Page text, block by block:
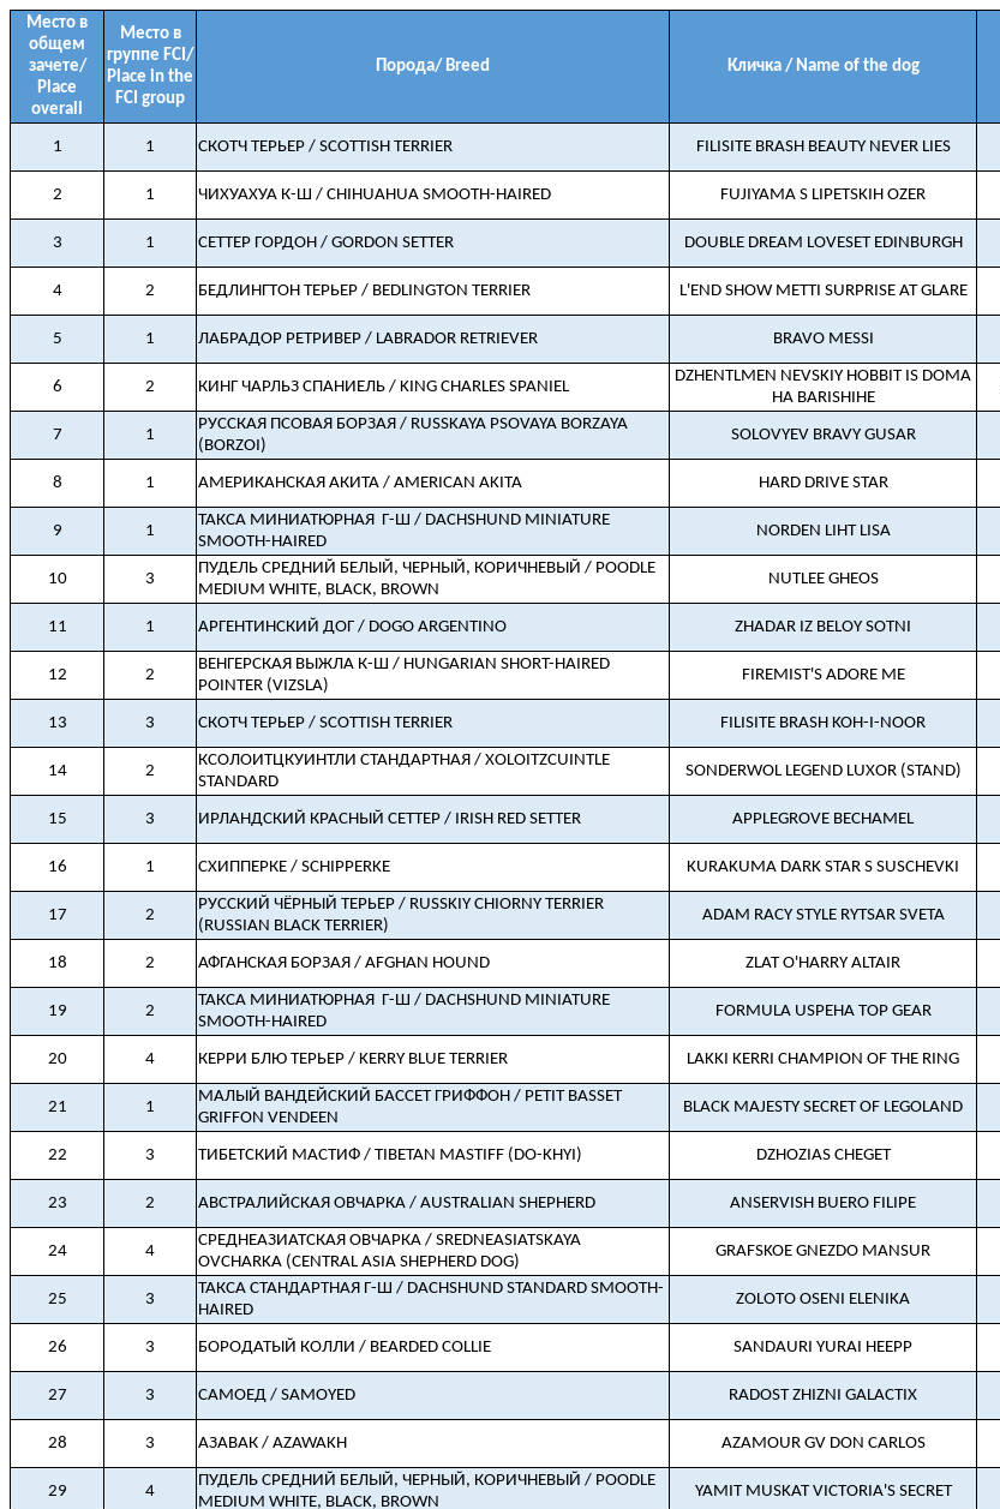
Место в
общем
зачете/
Place
overall
Место в
группе FCI/
Place in the
FCI group
Порода/ Breed Кличка / Name of the dog
1 1 СКОТЧ ТЕРЬЕР / SCOTTISH TERRIER FILISITE BRASH BEAUTY NEVER LIES
2 1 ЧИХУАХУА К-Ш / CHIHUAHUA SMOOTH-HAIRED FUJIYAMA S LIPETSKIH OZER
3 1 СЕТТЕР ГОРДОН / GORDON SETTER DOUBLE DREAM LOVESET EDINBURGH
4 2 БЕДЛИНГТОН ТЕРЬЕР / BEDLINGTON TERRIER L'END SHOW METTI SURPRISE AT GLARE
5 1 ЛАБРАДОР РЕТРИВЕР / LABRADOR RETRIEVER BRAVO MESSI
6 2 КИНГ ЧАРЛЬЗ СПАНИЕЛЬ / KING CHARLES SPANIEL
DZHENTLMEN NEVSKIY HOBBIT IS DOMA
HA BARISHIHE
7 1
РУССКАЯ ПСОВАЯ БОРЗАЯ / RUSSKAYA PSOVAYA BORZAYA
(BORZOI)
SOLOVYEV BRAVY GUSAR
8 1 АМЕРИКАНСКАЯ АКИТА / AMERICAN AKITA HARD DRIVE STAR
9 1
ТАКСА МИНИАТЮРНАЯ Г-Ш / DACHSHUND MINIATURE
SMOOTH-HAIRED
NORDEN LIHT LISA
10 3
ПУДЕЛЬ СРЕДНИЙ БЕЛЫЙ, ЧЕРНЫЙ, КОРИЧНЕВЫЙ / POODLE
MEDIUM WHITE, BLACK, BROWN
NUTLEE GHEOS
11 1 АРГЕНТИНСКИЙ ДОГ / DOGO ARGENTINO ZHADAR IZ BELOY SOTNI
12 2
ВЕНГЕРСКАЯ ВЫЖЛА К-Ш / HUNGARIAN SHORT-HAIRED
POINTER (VIZSLA)
FIREMIST'S ADORE ME
13 3 СКОТЧ ТЕРЬЕР / SCOTTISH TERRIER FILISITE BRASH KOH-I-NOOR
14 2
КСОЛОИТЦКУИНТЛИ СТАНДАРТНАЯ / XOLOITZCUINTLE
STANDARD
SONDERWOL LEGEND LUXOR (STAND)
15 3 ИРЛАНДСКИЙ КРАСНЫЙ СЕТТЕР / IRISH RED SETTER APPLEGROVE BECHAMEL
16 1 СХИППЕРКЕ / SCHIPPERKE KURAKUMA DARK STAR S SUSCHEVKI
17 2
РУССКИЙ ЧЁРНЫЙ ТЕРЬЕР / RUSSKIY СHIORNY TERRIER
(RUSSIAN BLACK TERRIER)
ADAM RACY STYLE RYTSAR SVETA
18 2 АФГАНСКАЯ БОРЗАЯ / AFGHAN HOUND ZLAT O'HARRY ALTAIR
19 2
ТАКСА МИНИАТЮРНАЯ Г-Ш / DACHSHUND MINIATURE
SMOOTH-HAIRED
FORMULA USPEHA TOP GEAR
20 4 КЕРРИ БЛЮ ТЕРЬЕР / KERRY BLUE TERRIER LAKKI KERRI CHAMPION OF THE RING
21 1
МАЛЫЙ ВАНДЕЙСКИЙ БАССЕТ ГРИФФОН / PETIT BASSET
GRIFFON VENDEEN
BLACK MAJESTY SECRET OF LEGOLAND
22 3 ТИБЕТСКИЙ МАСТИФ / TIBETAN MASTIFF (DO-KHYI) DZHOZIAS CHEGET
23 2 АВСТРАЛИЙСКАЯ ОВЧАРКА / AUSTRALIAN SHEPHERD ANSERVISH BUERO FILIPE
24 4
СРЕДНЕАЗИАТСКАЯ ОВЧАРКА / SREDNEASIATSKAYA
OVCHARKA (CENTRAL ASIA SHEPHERD DOG)
GRAFSKOE GNEZDO MANSUR
25 3
ТАКСА СТАНДАРТНАЯ Г-Ш / DACHSHUND STANDARD SMOOTH-
HAIRED
ZOLOTO OSENI ELENIKA
26 3 БОРОДАТЫЙ КОЛЛИ / BEARDED COLLIE SANDAURI YURAI HEEPP
27 3 САМОЕД / SAMOYED RADOST ZHIZNI GALACTIX
28 3 АЗАВАК / AZAWAKH AZAMOUR GV DON CARLOS
29 4
ПУДЕЛЬ СРЕДНИЙ БЕЛЫЙ, ЧЕРНЫЙ, КОРИЧНЕВЫЙ / POODLE
MEDIUM WHITE, BLACK, BROWN
YAMIT MUSKAT VICTORIA'S SECRET